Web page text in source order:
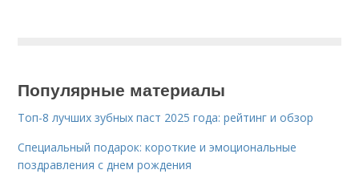
Популярные материалы
Топ-8 лучших зубных паст 2025 года: рейтинг и обзор
Специальный подарок: короткие и эмоциональные
поздравления с днем рождения